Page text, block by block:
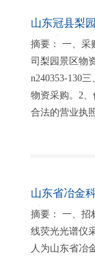
山东冠县梨
项目竞争性
摘要： 一、采
司梨园景区物
n240353-130
物资采购。2
合法的营业执
山东省冶金
采购项目招
摘要： 一、招
线荧光光谱仪
人为山东省冶